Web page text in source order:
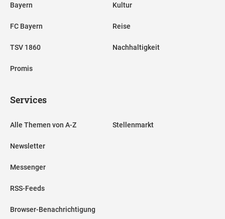
Bayern
FC Bayern
TSV 1860
Promis
Kultur
Reise
Nachhaltigkeit
Services
Alle Themen von A-Z
Newsletter
Messenger
RSS-Feeds
Browser-Benachrichtigung
Stellenmarkt